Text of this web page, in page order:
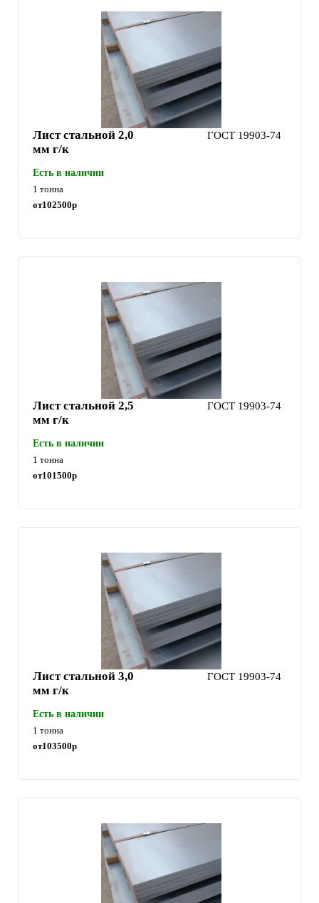
Лист стальной 2,0
мм г/к
ГОСТ 19903-74
Есть в наличии
1 тонна
от102500р
Лист стальной 2,5
мм г/к
ГОСТ 19903-74
Есть в наличии
1 тонна
от101500р
Лист стальной 3,0
мм г/к
ГОСТ 19903-74
Есть в наличии
1 тонна
от103500р